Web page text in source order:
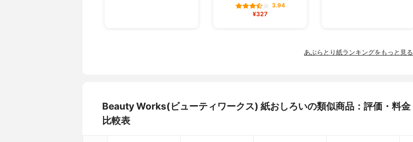
3.94
¥327
あぶらとり紙ランキングをもっと見る
Beauty Works(ビューティワークス) 紙おしろいの類似商品：評価・料金
比較表